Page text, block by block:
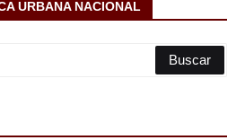
URBANA NACIONAL